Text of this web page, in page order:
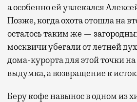
а особенно ей увлекался
Позже, когда охота отошла на
осталось таким же —
москвичи убегали от летней
дома-курорта для этой точки
выдумка, а возвращение к
Беру кофе навынос в одном из